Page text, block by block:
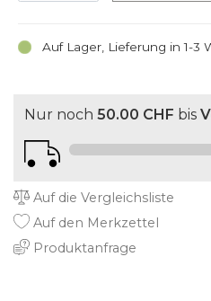
Auf Lager, Lieferung in 1-3
Nur noch 50.00 CHF bis
Auf die Vergleichsliste
Auf den Merkzettel
Produktanfrage